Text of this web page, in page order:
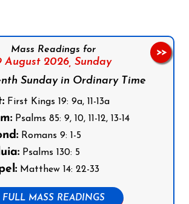
Mass Readings for
August 2026, Sunday
Sunday in Ordinary Time
First Kings 19: 9a, 11-13a
Psalms 85: 9, 10, 11-12, 13-14
Romans 9: 1-5
Psalms 130: 5
Matthew 14: 22-33
FULL MASS READINGS
>>